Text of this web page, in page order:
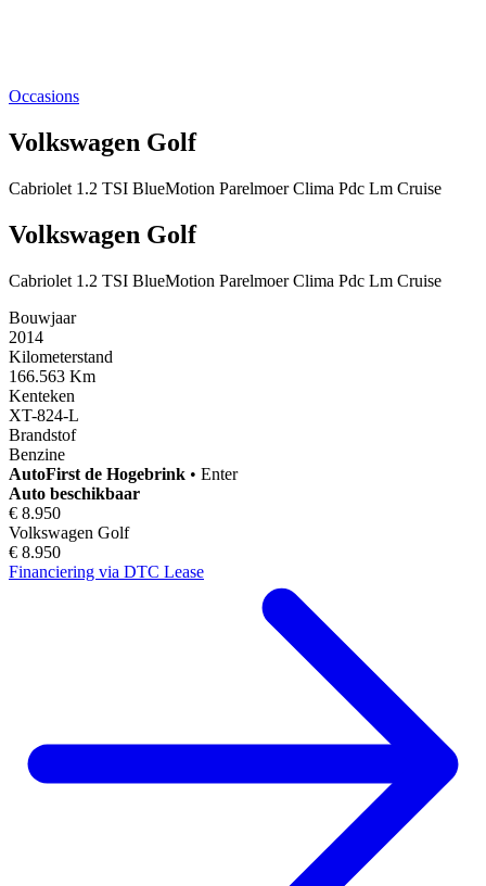
Occasions
Volkswagen Golf
Cabriolet 1.2 TSI BlueMotion Parelmoer Clima Pdc Lm Cruise
Volkswagen Golf
Cabriolet 1.2 TSI BlueMotion Parelmoer Clima Pdc Lm Cruise
Bouwjaar
2014
Kilometerstand
166.563 Km
Kenteken
XT-824-L
Brandstof
Benzine
AutoFirst de Hogebrink • Enter
Auto beschikbaar
€ 8.950
Volkswagen Golf
€ 8.950
Financiering via DTC Lease